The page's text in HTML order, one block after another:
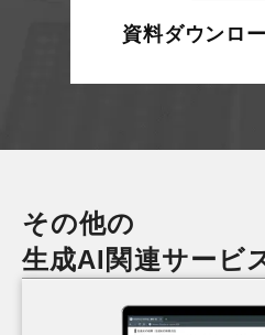
資料ダウンロ
その他の
生成AI関連サービ